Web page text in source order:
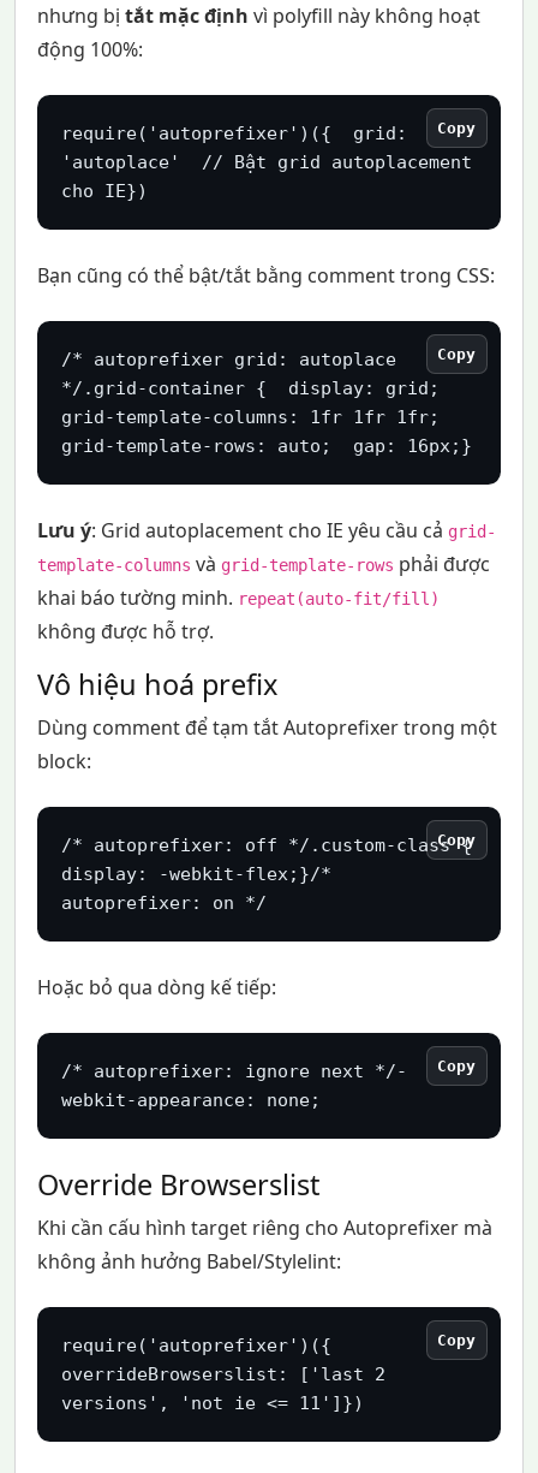
nhưng bị tắt mặc định vì polyfill này không hoạt
động 100%:
require('autoprefixer')({  grid:
'autoplace'  // Bật grid autoplacement
cho IE})
Copy
Bạn cũng có thể bật/tắt bằng comment trong CSS:
/* autoprefixer grid: autoplace
*/.grid-container {  display: grid;
grid-template-columns: 1fr 1fr 1fr;
grid-template-rows: auto;  gap: 16px;}
Copy
Lưu ý: Grid autoplacement cho IE yêu cầu cả grid-
template-columns và grid-template-rows phải được
khai báo tường minh. repeat(auto-fit/fill)
không được hỗ trợ.
Vô hiệu hoá prefix
Dùng comment để tạm tắt Autoprefixer trong một
block:
/* autoprefixer: off */.custom-class {
display: -webkit-flex;}/*
autoprefixer: on */
Copy
Hoặc bỏ qua dòng kế tiếp:
/* autoprefixer: ignore next */-
webkit-appearance: none;
Copy
Override Browserslist
Khi cần cấu hình target riêng cho Autoprefixer mà
không ảnh hưởng Babel/Stylelint:
require('autoprefixer')({
overrideBrowserslist: ['last 2
versions', 'not ie <= 11']})
Copy